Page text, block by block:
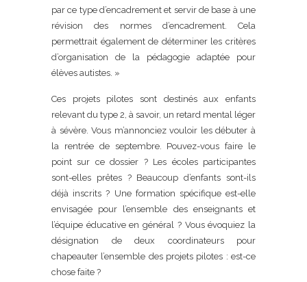
par ce type d’encadrement et servir de base à une
révision des normes d’encadrement. Cela
permettrait également de déterminer les critères
d’organisation de la pédagogie adaptée pour
élèves autistes. »
Ces projets pilotes sont destinés aux enfants
relevant du type 2, à savoir, un retard mental léger
à sévère. Vous m’annonciez vouloir les débuter à
la rentrée de septembre. Pouvez-vous faire le
point sur ce dossier ? Les écoles participantes
sont-elles prêtes ? Beaucoup d’enfants sont-ils
déjà inscrits ? Une formation spécifique est-elle
envisagée pour l’ensemble des enseignants et
l’équipe éducative en général ? Vous évoquiez la
désignation de deux coordinateurs pour
chapeauter l’ensemble des projets pilotes : est-ce
chose faite ?